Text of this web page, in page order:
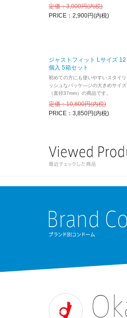
定価：3,000円(内税)
PRICE：2,900円(内税)
ジャストフィット Lサイズ 12
個入 5箱セット
初めての方にも使いやすいスタイリ
ッシュなパッケ―ジの大きめサイズ
（直径37mm）の商品です。
定価：10,800円(内税)
PRICE：3,850円(内税)